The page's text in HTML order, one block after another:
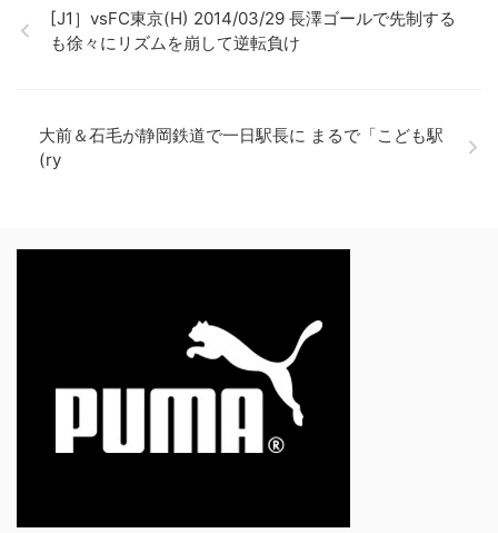
[J1］vsFC東京(H) 2014/03/29 長澤ゴールで先制する
も徐々にリズムを崩して逆転負け
大前＆石毛が静岡鉄道で一日駅長に まるで「こども駅
(ry